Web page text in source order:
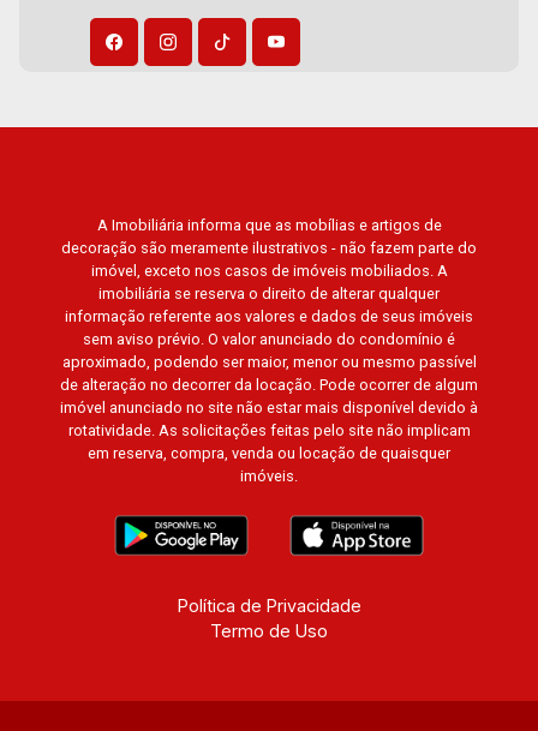
A Imobiliária informa que as mobílias e artigos de
decoração são meramente ilustrativos - não fazem parte do
imóvel, exceto nos casos de imóveis mobiliados. A
imobiliária se reserva o direito de alterar qualquer
informação referente aos valores e dados de seus imóveis
sem aviso prévio. O valor anunciado do condomínio é
aproximado, podendo ser maior, menor ou mesmo passível
de alteração no decorrer da locação. Pode ocorrer de algum
imóvel anunciado no site não estar mais disponível devido à
rotatividade. As solicitações feitas pelo site não implicam
em reserva, compra, venda ou locação de quaisquer
imóveis.
Política de Privacidade
Termo de Uso